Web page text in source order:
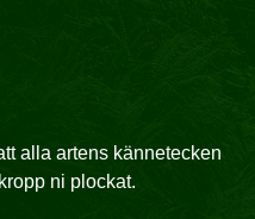
alla artens kännetecken
ni plockat.